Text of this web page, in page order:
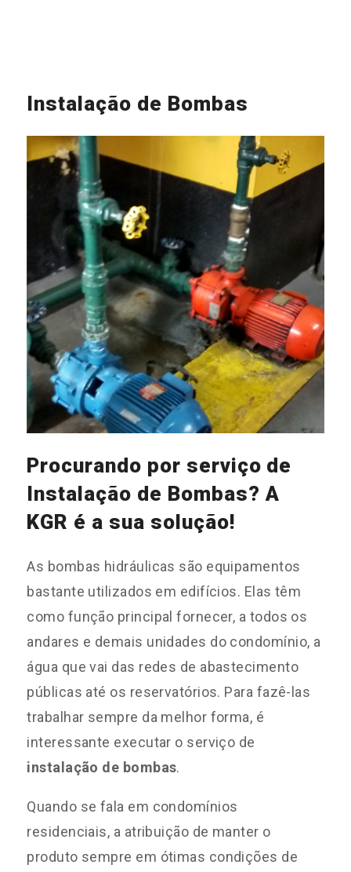
Instalação de Bombas
Procurando por serviço de
Instalação de Bombas? A
KGR é a sua solução!
As bombas hidráulicas são equipamentos
bastante utilizados em edifícios. Elas têm
como função principal fornecer, a todos os
andares e demais unidades do condomínio, a
água que vai das redes de abastecimento
públicas até os reservatórios. Para fazê-las
trabalhar sempre da melhor forma, é
interessante executar o serviço de
instalação de bombas.
Quando se fala em condomínios
residenciais, a atribuição de manter o
produto sempre em ótimas condições de